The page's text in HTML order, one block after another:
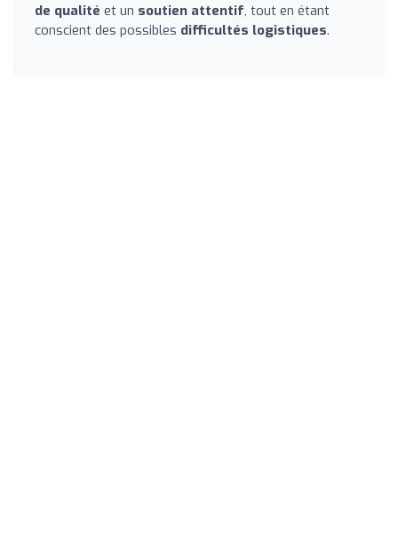
de qualité et un soutien attentif, tout en étant
conscient des possibles difficultés logistiques.